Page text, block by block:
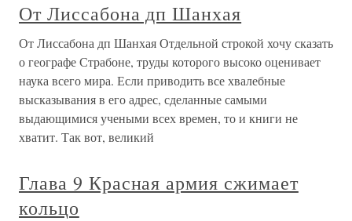
От Лиссабона дп Шанхая
От Лиссабона дп Шанхая Отдельной строкой хочу сказать
о географе Страбоне, труды которого высоко оценивает
наука всего мира. Если приводить все хвалебные
высказывания в его адрес, сделанные самыми
выдающимися учеными всех времен, то и книги не
хватит. Так вот, великий
Глава 9 Красная армия сжимает
кольцо